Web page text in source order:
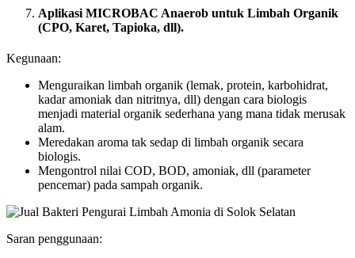
Aplikasi MICROBAC Anaerob untuk Limbah Organik
(CPO, Karet, Tapioka, dll).
Kegunaan:
Menguraikan limbah organik (lemak, protein, karbohidrat,
kadar amoniak dan nitritnya, dll) dengan cara biologis
menjadi material organik sederhana yang mana tidak merusak
alam.
Meredakan aroma tak sedap di limbah organik secara
biologis.
Mengontrol nilai COD, BOD, amoniak, dll (parameter
pencemar) pada sampah organik.
Saran penggunaan: